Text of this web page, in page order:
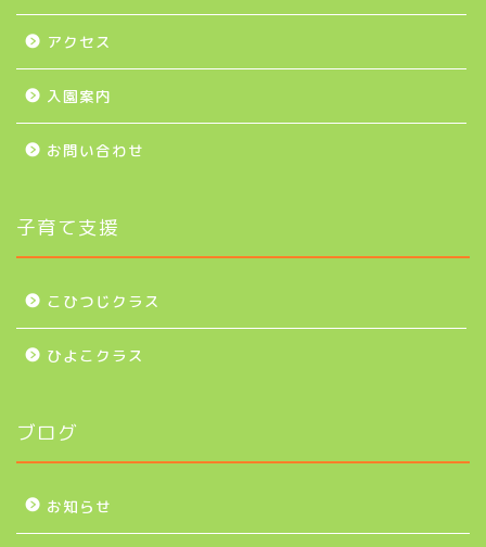
アクセス
入園案内
お問い合わせ
子育て支援
こひつじクラス
ひよこクラス
ブログ
お知らせ